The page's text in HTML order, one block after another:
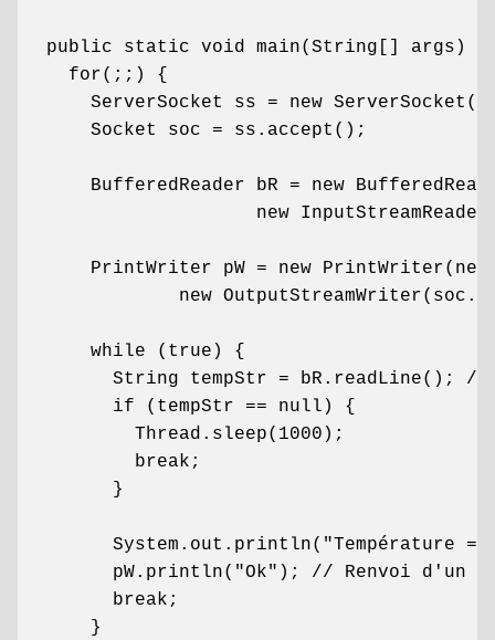
public static void main(String[] args)
  for(;;) {
ServerSocket ss = new
    Socket soc = ss.accept();
BufferedReader bR = new
new
PrintWriter pW = new
new
    while (true) {
String tempStr = bR.readLine();
      if (tempStr == null) {
        Thread.sleep(1000);
        break;
      }
System.out.println("Température =
pW.println("Ok"); // Renvoi d'un
      break;
    }